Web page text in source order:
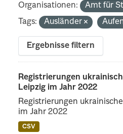
Organisationen:
Amt für
Tags:
Ausländer
Ergebnisse filtern
Registrierungen
Leipzig im Jahr 2022
Registrierungen
im Jahr 2022
CSV